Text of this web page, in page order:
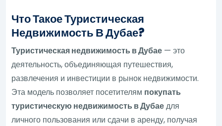
Что Такое Туристическая
Недвижимость В Дубае?
Туристическая недвижимость в Дубае — это
деятельность, объединяющая путешествия,
развлечения и инвестиции в рынок недвижимости.
Эта модель позволяет посетителям покупать
туристическую недвижимость в Дубаедля
личного пользования или сдачи в аренду, получая